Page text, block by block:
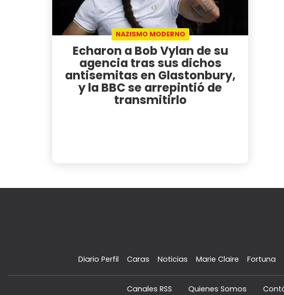
NAZISMO MODERNO
Echaron a Bob Vylan de su
agencia tras sus dichos
antisemitas en Glastonbury,
y la BBC se arrepintió de
transmitirlo
Diario Perfil Caras Noticias Marie Claire Fortuna
Canales RSS Quienes Somos